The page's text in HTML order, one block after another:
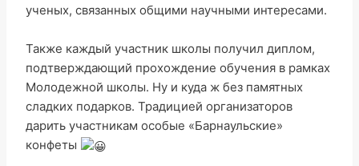
ученых, связанных общими научными интересами.
Также каждый участник школы получил диплом,
подтверждающий прохождение обучения в рамках
Молодежной школы. Ну и куда ж без памятных
сладких подарков. Традицией организаторов
дарить участникам особые «Барнаульские»
конфеты